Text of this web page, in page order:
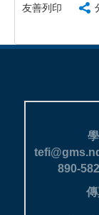
友善列印
890-
傳真